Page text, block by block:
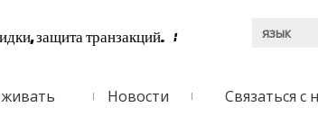
защита транзакций. :
язык
Новости Связаться с